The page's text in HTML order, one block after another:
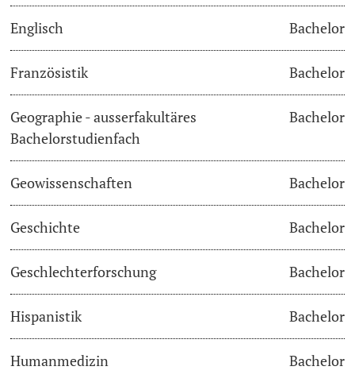
Campus Stories
Hörerinnen/Hörer
Student Life
Beratung & Support
Studienberatung
Studienfinanzierung
Berufseinstieg & Laufbahnberatung
Soziales & Gesundheit
Englisch Bachelor
Französistik Bachelor
Geographie - ausserfakultäres
Bachelorstudienfach
Bachelor
Geowissenschaften Bachelor
Geschichte Bachelor
Geschlechterforschung Bachelor
Hispanistik Bachelor
Humanmedizin Bachelor